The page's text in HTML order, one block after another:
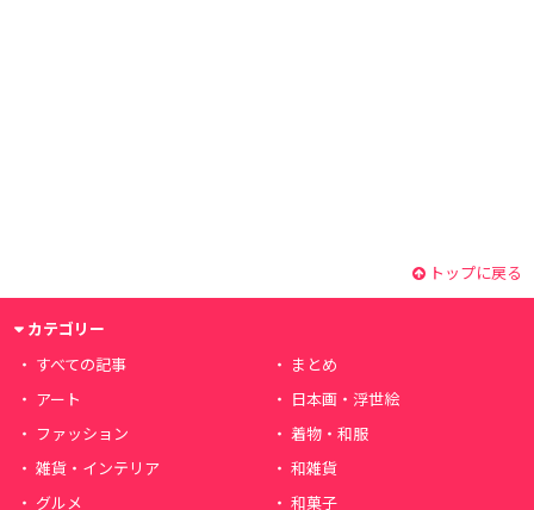
トップに戻る
カテゴリー
すべての記事
まとめ
アート
日本画・浮世絵
ファッション
着物・和服
雑貨・インテリア
和雑貨
グルメ
和菓子